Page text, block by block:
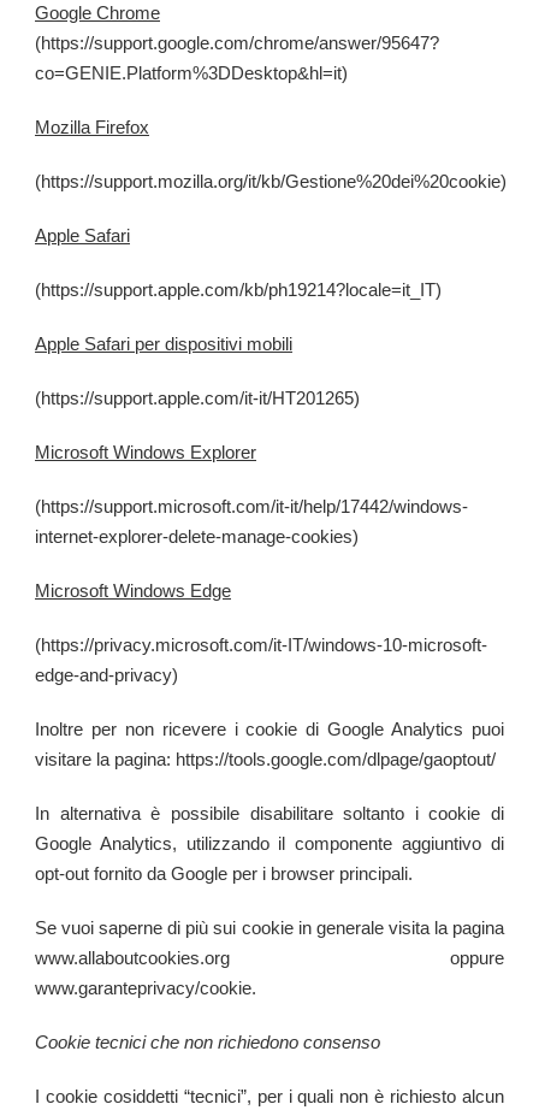
Google Chrome
(https://support.google.com/chrome/answer/95647?
co=GENIE.Platform%3DDesktop&hl=it)
Mozilla Firefox
(https://support.mozilla.org/it/kb/Gestione%20dei%20cookie)
Apple Safari
(https://support.apple.com/kb/ph19214?locale=it_IT)
Apple Safari per dispositivi mobili
(https://support.apple.com/it-it/HT201265)
Microsoft Windows Explorer
(https://support.microsoft.com/it-it/help/17442/windows-
internet-explorer-delete-manage-cookies)
Microsoft Windows Edge
(https://privacy.microsoft.com/it-IT/windows-10-microsoft-
edge-and-privacy)
Inoltre per non ricevere i cookie di Google Analytics puoi
visitare la pagina: https://tools.google.com/dlpage/gaoptout/
In alternativa è possibile disabilitare soltanto i cookie di
Google Analytics, utilizzando il componente aggiuntivo di
opt-out fornito da Google per i browser principali.
Se vuoi saperne di più sui cookie in generale visita la pagina
www.allaboutcookies.org oppure
www.garanteprivacy/cookie.
Cookie tecnici che non richiedono consenso
I cookie cosiddetti “tecnici”, per i quali non è richiesto alcun